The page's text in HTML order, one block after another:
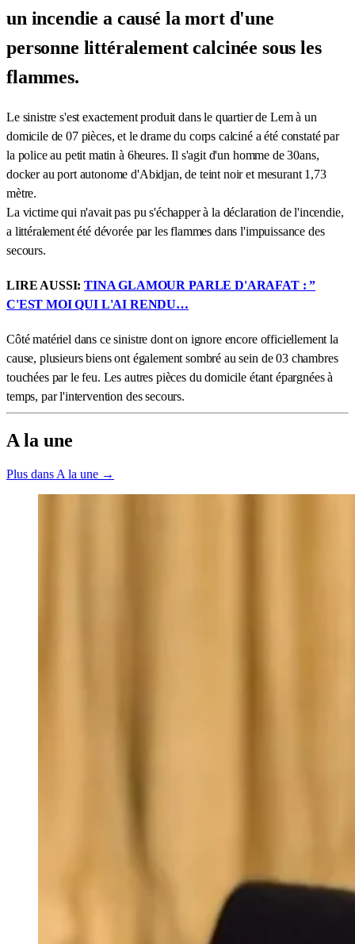
un incendie a causé la mort d'une
personne littéralement calcinée sous les
flammes.
Le sinistre s'est exactement produit dans le quartier de Lem à un
domicile de 07 pièces, et le drame du corps calciné a été constaté par
la police au petit matin à 6heures. Il s'agit d'un homme de 30ans,
docker au port autonome d'Abidjan, de teint noir et mesurant 1,73
mètre.
La victime qui n'avait pas pu s'échapper à la déclaration de l'incendie,
a littéralement été dévorée par les flammes dans l'impuissance des
secours.
LIRE AUSSI:TINA GLAMOUR PARLE D'ARAFAT : ”
C'EST MOI QUI L'AI RENDU…
Côté matériel dans ce sinistre dont on ignore encore officiellement la
cause, plusieurs biens ont également sombré au sein de 03 chambres
touchées par le feu. Les autres pièces du domicile étant épargnées à
temps, par l'intervention des secours.
A la une
Plus dans A la une →